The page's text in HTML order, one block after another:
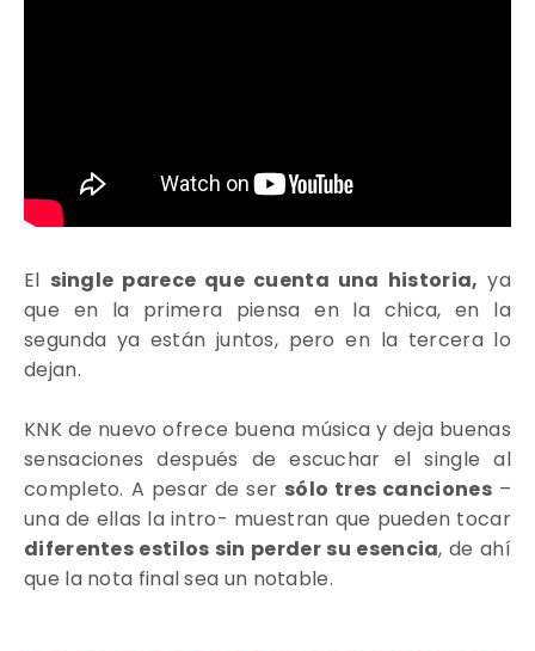
El single parece que cuenta una historia, ya
que en la primera piensa en la chica, en la
segunda ya están juntos, pero en la tercera lo
dejan.
KNK de nuevo ofrece buena música y deja buenas
sensaciones después de escuchar el single al
completo. A pesar de ser sólo tres canciones–
una de ellas la intro- muestran que pueden tocar
diferentes estilos sin perder su esencia, de ahí
que la nota final sea un notable.